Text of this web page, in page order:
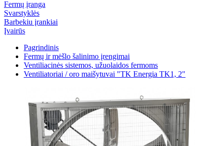
Fermų įranga
Svarstyklės
Barbekiu įrankiai
Įvairūs
Pagrindinis
Fermų ir mėšlo šalinimo įrengimai
Ventiliacinės sistemos, užuolaidos fermoms
Ventiliatoriai / oro maišytuvai "TK Energia TK1, 2"